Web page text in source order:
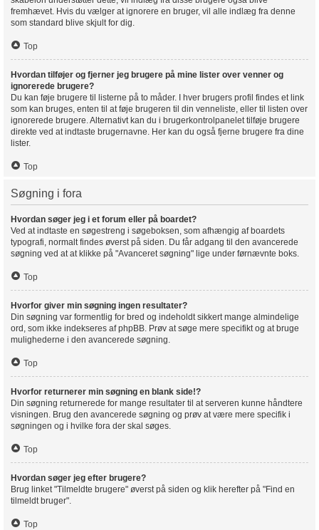
fremhævet. Hvis du vælger at ignorere en bruger, vil alle indlæg fra denne
som standard blive skjult for dig.
Top
Hvordan tilføjer og fjerner jeg brugere på mine lister over venner og
ignorerede brugere?
Du kan føje brugere til listerne på to måder. I hver brugers profil findes et link
som kan bruges, enten til at føje brugeren til din venneliste, eller til listen over
ignorerede brugere. Alternativt kan du i brugerkontrolpanelet tilføje brugere
direkte ved at indtaste brugernavne. Her kan du også fjerne brugere fra dine
lister.
Top
Søgning i fora
Hvordan søger jeg i et forum eller på boardet?
Ved at indtaste en søgestreng i søgeboksen, som afhængig af boardets
typografi, normalt findes øverst på siden. Du får adgang til den avancerede
søgning ved at at klikke på "Avanceret søgning" lige under førnævnte boks.
Top
Hvorfor giver min søgning ingen resultater?
Din søgning var formentlig for bred og indeholdt sikkert mange almindelige
ord, som ikke indekseres af phpBB. Prøv at søge mere specifikt og at bruge
mulighederne i den avancerede søgning.
Top
Hvorfor returnerer min søgning en blank side!?
Din søgning returnerede for mange resultater til at serveren kunne håndtere
visningen. Brug den avancerede søgning og prøv at være mere specifik i
søgningen og i hvilke fora der skal søges.
Top
Hvordan søger jeg efter brugere?
Brug linket "Tilmeldte brugere" øverst på siden og klik herefter på "Find en
tilmeldt bruger".
Top